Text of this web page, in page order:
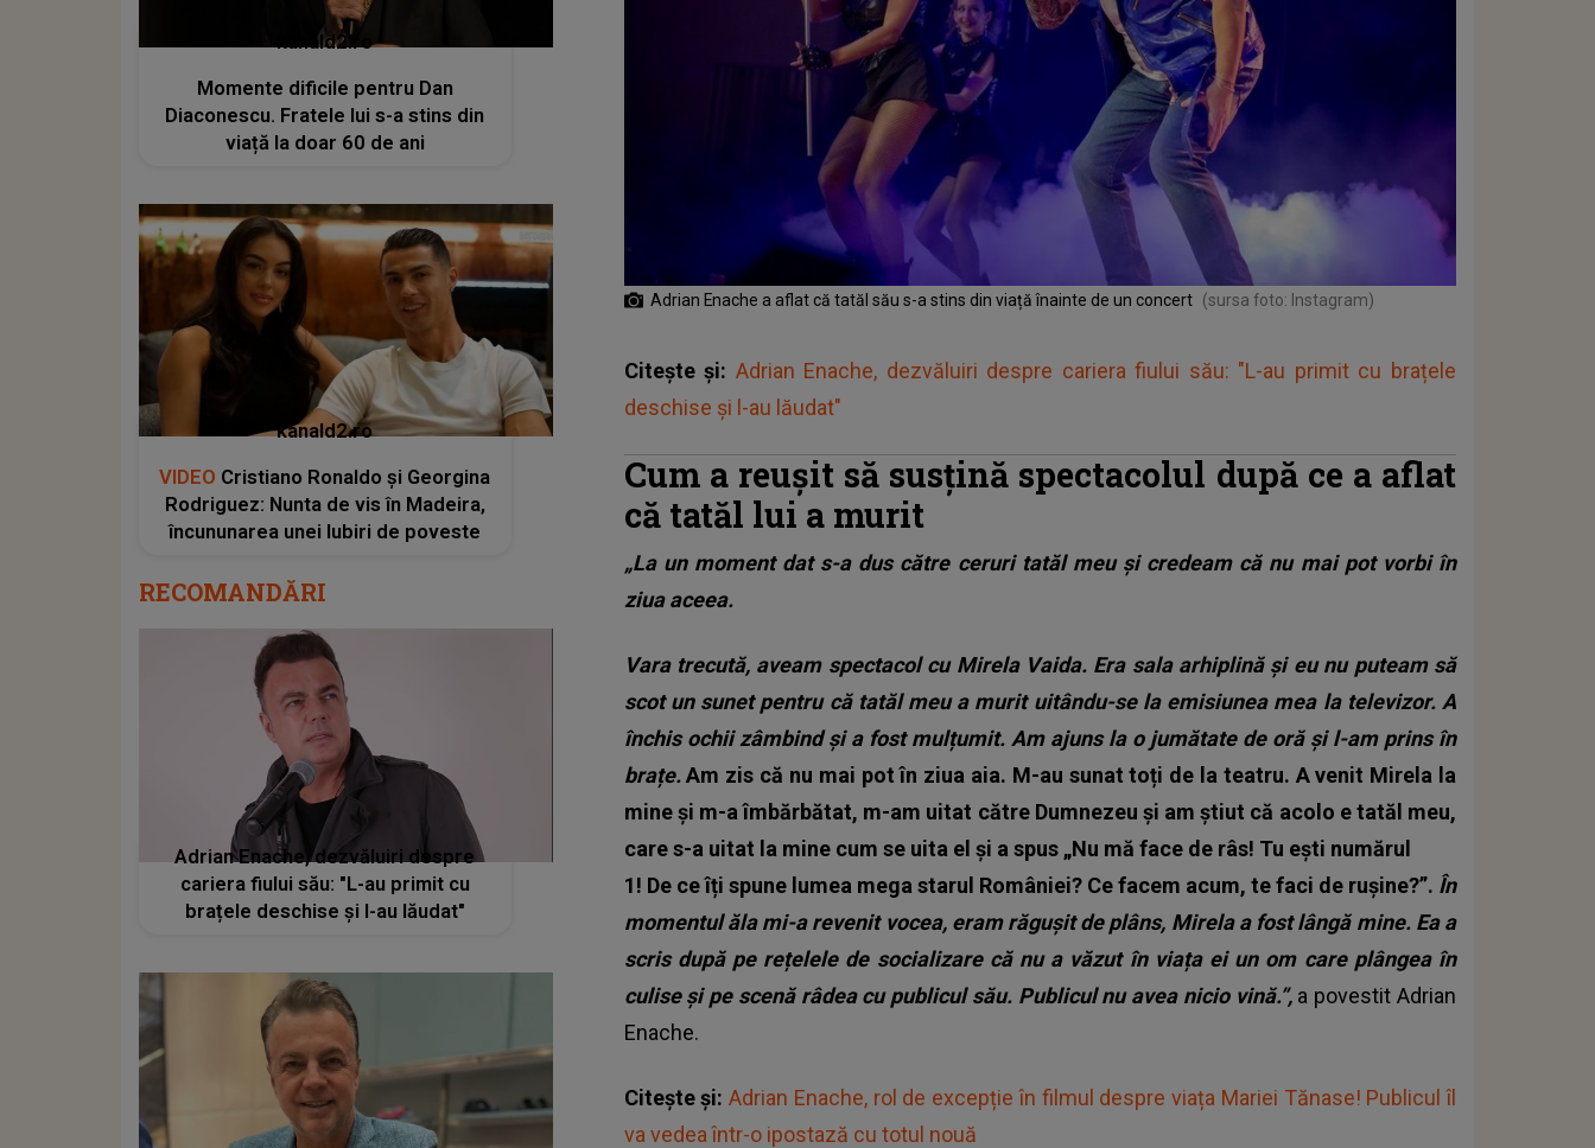
Adrian Enache a aflat că tatăl său s-a stins din viață înainte de un concert (sursa foto: Instagram)
Citește și: Adrian Enache, dezvăluiri despre cariera fiului său: "L-au primit cu brațele
deschise și l-au lăudat"
Cum a reușit să susțină spectacolul după ce a aflat
că tatăl lui a murit
„La un moment dat s-a dus către ceruri tatăl meu și credeam că nu mai pot vorbi în
ziua aceea.
Vara trecută, aveam spectacol cu Mirela Vaida. Era sala arhiplină și eu nu puteam să
scot un sunet pentru că tatăl meu a murit uitându-se la emisiunea mea la televizor. A
închis ochii zâmbind și a fost mulțumit. Am ajuns la o jumătate de oră și l-am prins în
brațe.Am zis că nu mai pot în ziua aia. M-au sunat toți de la teatru. A venit Mirela la
mine și m-a îmbărbătat, m-am uitat către Dumnezeu și am știut că acolo e tatăl meu,
care s-a uitat la mine cum se uita el și a spus „Nu mă face de râs! Tu ești numărul
1! De ce îți spune lumea mega starul României? Ce facem acum, te faci de rușine?”. În
momentul ăla mi-a revenit vocea, eram răgușit de plâns, Mirela a fost lângă mine. Ea a
scris după pe rețelele de socializare că nu a văzut în viața ei un om care plângea în
culise și pe scenă râdea cu publicul său. Publicul nu avea nicio vină.”, a povestit Adrian
Enache.
Citește și:Adrian Enache, rol de excepție în filmul despre viața Mariei Tănase! Publicul îl
va vedea într-o ipostază cu totul nouă
kanald2.ro
Momente dificile pentru Dan
Diaconescu. Fratele lui s-a stins din
viață la doar 60 de ani
kanald2.ro
VIDEO Cristiano Ronaldo și Georgina
Rodriguez: Nunta de vis în Madeira,
încununarea unei Iubiri de poveste
RECOMANDĂRI
Adrian Enache, dezvăluiri despre
cariera fiului său: "L-au primit cu
brațele deschise și l-au lăudat"